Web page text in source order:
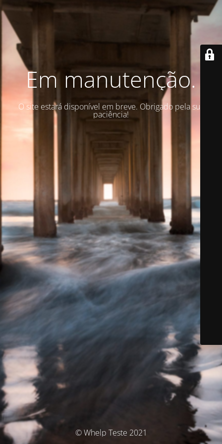
Em manutenção.
O site estará disponível em breve. Obrigado pela sua
paciência!
© Whelp Teste 2021